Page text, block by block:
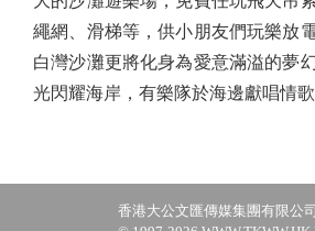
繩網、滑梯等，供小朋友們玩樂放
白灣沙灘更將化身為愛意滿溢的夢
光閃耀海岸，有樂隊於海邊獻唱情歌
香港大公文匯傳媒集團有限公